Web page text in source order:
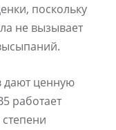
поскольку
не вызывает
дают ценную
работает